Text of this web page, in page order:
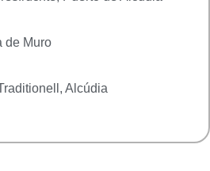
de Muro
Alcúdia